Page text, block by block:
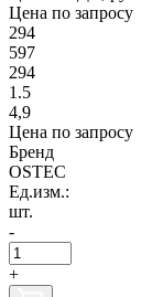
Цена по запросу
294
597
294
1.5
4,9
Цена по запросу
Бренд
OSTEC
Ед.изм.:
шт.
-
+